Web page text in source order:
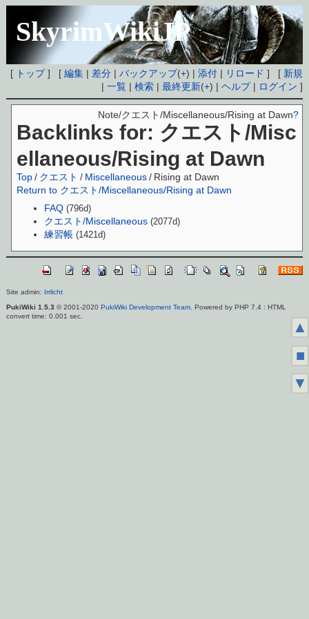
SkyrimWikiJP
[ トップ] [編集 | 差分 |バックアップ(+) |添付 | リロード ] [ 新規
|一覧 |検索 |最終更新(+) |ヘルプ| ログイン ]
Backlinks for: クエスト/Misc
ellaneous/Rising at Dawn
Note/クエスト/Miscellaneous/Rising at Dawn?
Top / クエスト / Miscellaneous/ Rising at Dawn
Return to クエスト/Miscellaneous/Rising at Dawn
FAQ (796d)
クエスト/Miscellaneous (2077d)
練習帳 (1421d)
Site admin: Irrlicht
PukiWiki 1.5.3 © 2001-2020 PukiWiki Development Team. Powered by PHP 7.4 : HTML
convert time: 0.001 sec.
▲
■
▼